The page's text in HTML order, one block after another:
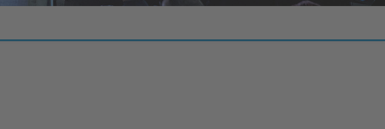
Emotionen